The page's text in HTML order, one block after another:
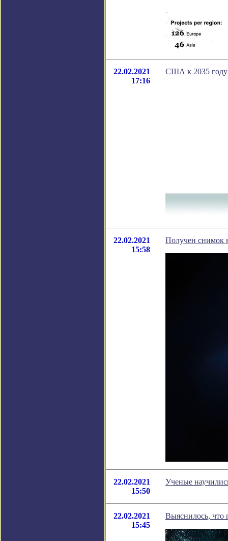
22.02.2021
17:16
США к 2035 году
22.02.2021
15:58
Получен снимок
22.02.2021
15:50
Ученые
22.02.2021
15:45
Выяснилось, что